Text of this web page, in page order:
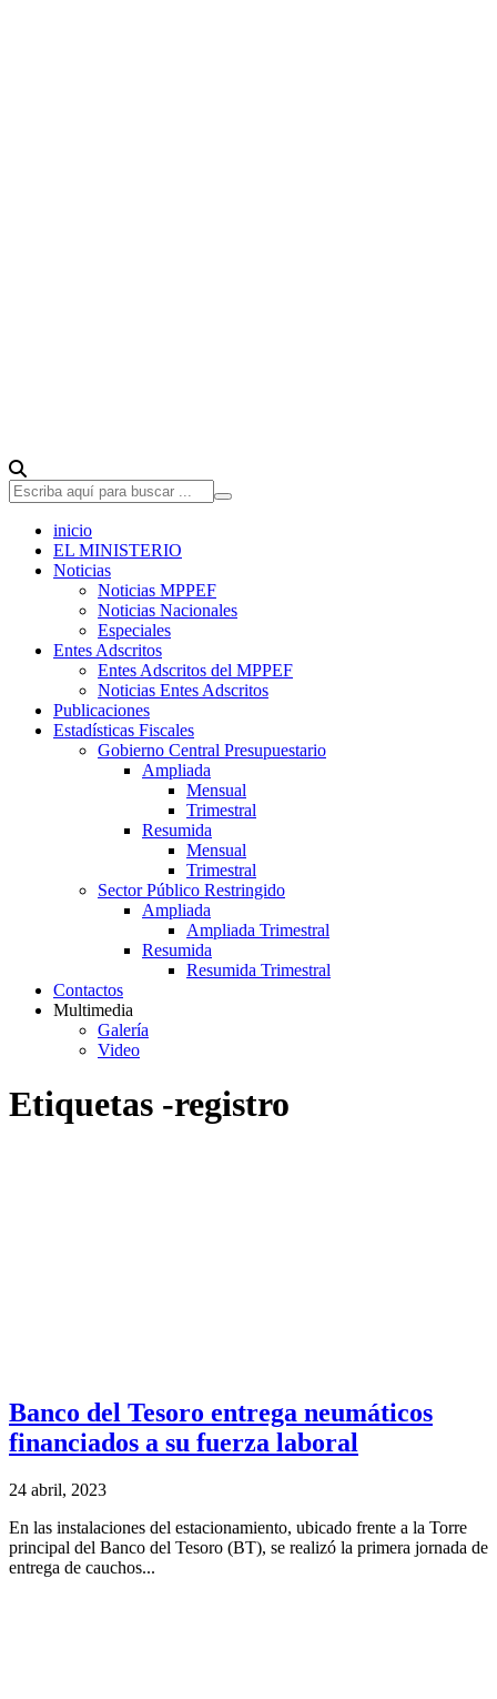
inicio
EL MINISTERIO
Noticias
Noticias MPPEF
Noticias Nacionales
Especiales
Entes Adscritos
Entes Adscritos del MPPEF
Noticias Entes Adscritos
Publicaciones
Estadísticas Fiscales
Gobierno Central Presupuestario
Ampliada
Mensual
Trimestral
Resumida
Mensual
Trimestral
Sector Público Restringido
Ampliada
Ampliada Trimestral
Resumida
Resumida Trimestral
Contactos
Multimedia
Galería
Video
Etiquetas -registro
Banco del Tesoro entrega neumáticos
financiados a su fuerza laboral
24 abril, 2023
En las instalaciones del estacionamiento, ubicado frente a la Torre
principal del Banco del Tesoro (BT), se realizó la primera jornada de
entrega de cauchos...